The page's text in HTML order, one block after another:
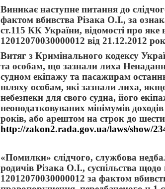
Виникає наступне питання до
фактом вбивства Різака О.І., за
ст.115 КК України, відомості про яке
12012070030000012 від 21.12.2012
Витяг з Кримінального кодексу
та особам, що зазнали лиха
судном екіпажу та пасажирам
шляху особам, які зазнали лиха,
небезпеки для свого судна, його
неоподатковуваних мінімумів
років, або арештом на строк до
http://zakon2.rada.gov.ua/laws/show/
«Помилки» слідчого, службова
родичів Різака О.І., суспільства
12012070030000012 за фактом